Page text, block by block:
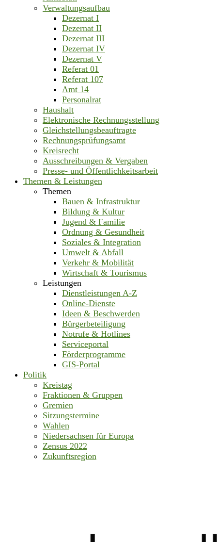
Verwaltungsaufbau
Dezernat I
Dezernat II
Dezernat III
Dezernat IV
Dezernat V
Referat 01
Referat 107
Amt 14
Personalrat
Haushalt
Elektronische Rechnungsstellung
Gleichstellungsbeauftragte
Rechnungsprüfungsamt
Kreisrecht
Ausschreibungen & Vergaben
Presse- und Öffentlichkeitsarbeit
Themen & Leistungen
Themen
Bauen & Infrastruktur
Bildung & Kultur
Jugend & Familie
Ordnung & Gesundheit
Soziales & Integration
Umwelt & Abfall
Verkehr & Mobilität
Wirtschaft & Tourismus
Leistungen
Dienstleistungen A-Z
Online-Dienste
Ideen & Beschwerden
Bürgerbeteiligung
Notrufe & Hotlines
Serviceportal
Förderprogramme
GIS-Portal
Politik
Kreistag
Fraktionen & Gruppen
Gremien
Sitzungstermine
Wahlen
Niedersachsen für Europa
Zensus 2022
Zukunftsregion